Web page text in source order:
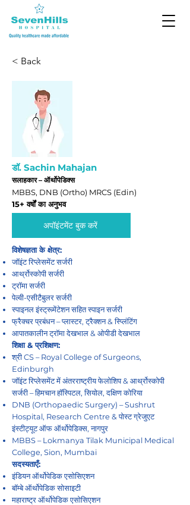
< Back
डॉ. Sachin Mahajan
सलाहकार – ऑर्थोपेडिक्स
MBBS, DNB (Ortho) MRCS (Edin)
15+ वर्षों का अनुभव
अपॉइंटमेंट बुक करें
विशेषज्ञता के क्षेत्र:
जॉइंट रिप्लेसमेंट सर्जरी
आर्थ्रोस्कोपी सर्जरी
ट्रॉमा सर्जरी
पेल्वी-एसीटैबुलर सर्जरी
स्पाइनल इंस्ट्रूमेंटेशन सहित स्पाइन सर्जरी
फ्रैक्चर प्रबंधन – प्लास्टर, ट्रैक्शन & स्प्लिंटिंग
आपातकालीन ट्रॉमा देखभाल & ओपीडी देखभाल
शिक्षा & प्रशिक्षण:
श्री CS – Royal College of Surgeons,
Edinburgh
जॉइंट रिप्लेसमेंट में अंतरराष्ट्रीय फेलोशिप & आर्थ्रोस्कोपी
सर्जरी – हिमचान हॉस्पिटल, सियोल, दक्षिण कोरिया
DNB (Orthopaedic Surgery) – Sushrut
Hospital, Research Centre & पोस्ट ग्रेजुएट
इंस्टीट्यूट ऑफ ऑर्थोपेडिक्स, नागपुर
MBBS – Lokmanya Tilak Municipal Medical
College, Sion, Mumbai
सदस्यताएँ:
इंडियन ऑर्थोपेडिक एसोसिएशन
बॉम्बे ऑर्थोपेडिक सोसाइटी
महाराष्ट्र ऑर्थोपेडिक एसोसिएशन